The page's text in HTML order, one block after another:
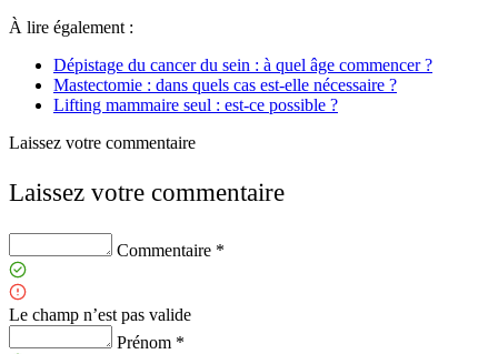
À lire également :
Dépistage du cancer du sein : à quel âge commencer ?
Mastectomie : dans quels cas est-elle nécessaire ?
Lifting mammaire seul : est-ce possible ?
Laissez votre commentaire
Laissez votre commentaire
Commentaire *
Le champ n’est pas valide
Prénom *